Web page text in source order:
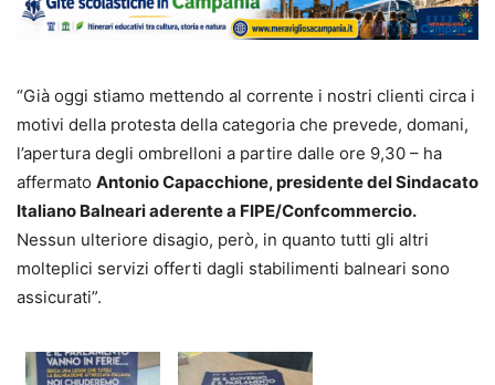
“Già oggi stiamo mettendo al corrente i nostri clienti circa i
motivi della protesta della categoria che prevede, domani,
l’apertura degli ombrelloni a partire dalle ore 9,30 – ha
affermato Antonio Capacchione, presidente del Sindacato
Italiano Balneari aderente a FIPE/Confcommercio.
Nessun ulteriore disagio, però, in quanto tutti gli altri
molteplici servizi offerti dagli stabilimenti balneari sono
assicurati”.